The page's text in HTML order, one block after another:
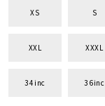
キーワードから
XS S
XXL XXXL
34inc 36inc